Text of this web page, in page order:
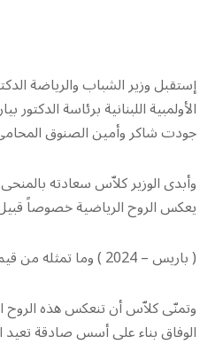
إستقبل وزير الشباب والرياضة
الأولمبية اللبنانية برئاسة
جودت شاكر وأمين الصنوق
وأبدى الوزير كلاّس سعادته
يعكس الروح الرياضية خصوصاً قبيل
( باريس – 2024 ) وما تمثله من قيم التلاقي والتسامح مشدداً على التعاون بين الجميع .
وتمنّى كلاّس أن تنعكس هذه الروح
الوفاق بناء على أسس صادقة تعيد